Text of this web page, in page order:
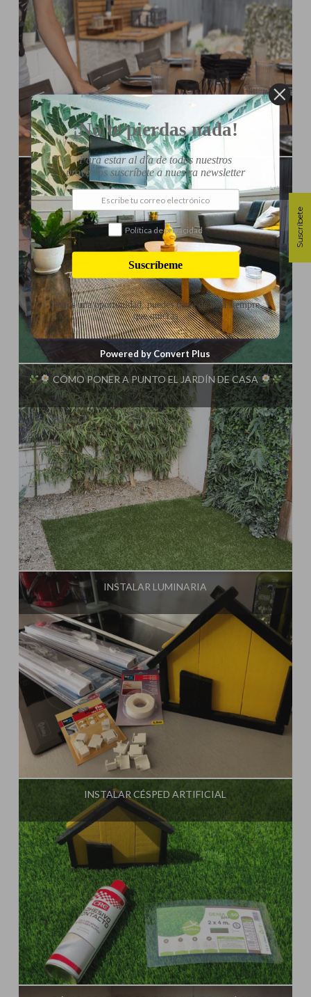
Influencer:Steffido
RENOVAR LA TERRAZA
Influencer: Steffido
CÓMO PONER A PUNTO EL JARDÍN DE CASA
Influencer:Steffido
INSTALAR LUMINARIA
Influencer:
INSTALAR CÉSPED ARTIFICIAL
Influencer:Steffido
Suscríbete
¡No te pierdas nada!
Para estar al día de todos nuestros
proyectos suscríbete a nuestra newsletter
Política de privacidad
Suscríbeme
Danos una oportunidad, puedes darte de baja siempre
que quieras
Powered by Convert Plus